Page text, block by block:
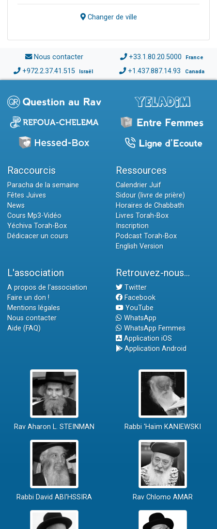
Changer de ville
Nous contacter +33.1.80.20.5000 France
+972.2.37.41.515 Israël +1.437.887.14.93 Canada
Raccourcis
Paracha de la semaine
Fêtes Juives
News
Cours Mp3-Vidéo
Yéchiva Torah-Box
Dédicacer un cours
Ressources
Calendrier Juif
Sidour (livre de prière)
Horaires de Chabbath
Livres Torah-Box
Inscription
Podcast Torah-Box
English Version
L'association
A propos de l'association
Faire un don !
Mentions légales
Nous contacter
Aide (FAQ)
Retrouvez-nous...
Twitter
Facebook
YouTube
WhatsApp
WhatsApp Femmes
Application iOS
Application Android
Rav Aharon L. STEINMAN Rabbi 'Haïm KANIEWSKI
Rabbi David ABI'HSSIRA Rav Chlomo AMAR